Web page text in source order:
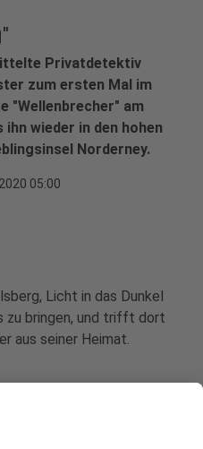
Privatdetektiv
zum ersten Mal im
"Wellenbrecher" am
wieder in den hohen
Norderney.
05:00
Licht in das Dunkel
bringen, und trifft dort
aus seiner Heimat.
rund sieben